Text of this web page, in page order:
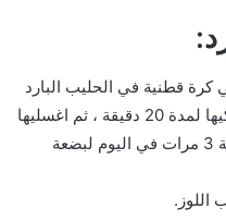
كرة قطنية في الحليب البارد
، وضعيها على الهالات السوداء ، واتركيها لمدة 20 دقيقة ، ثم اغسليها
بالماء البارد. يمكنك تكرار هذه الوصفة 3 مرات في اليوم لبضعة
اللوز.